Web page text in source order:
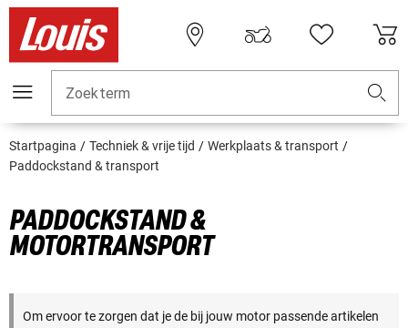
Zoekterm
Startpagina Techniek & vrije tijd
Werkplaats & transport
Paddockstand & transport
PADDOCKSTAND &
MOTORTRANSPORT
Om ervoor te zorgen dat je de bij jouw motor passende artikelen